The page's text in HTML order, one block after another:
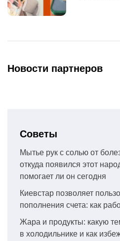
Новости партнеров
Советы
Мытье рук с солью от
откуда появился этот
помогает ли он сегодня
Киевстар позволяет
пополнения счета: как
Жара и продукты: какую
в холодильнике и как